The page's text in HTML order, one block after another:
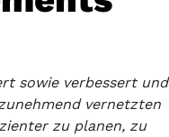
sowie verbessert und
vernetzten
zu planen, zu